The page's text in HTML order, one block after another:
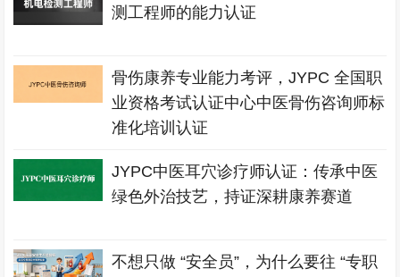
测工程师的能力认证
骨伤康养专业能力考评，JYPC 全国职
业资格考试认证中心中医骨伤咨询师标
准化培训认证
JYPC中医耳穴诊疗师认证：传承中医
绿色外治技艺，持证深耕康养赛道
不想只做 “安全员”，为什么要往 “专职